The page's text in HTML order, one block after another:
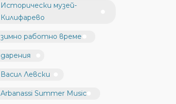
Исторически музей-
Килифарево
зимно работно време
дарения
Васил Левски
Arbanassi Summer Music